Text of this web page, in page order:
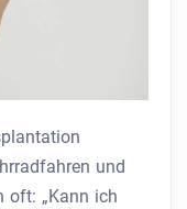
und
oft: „Kann ich